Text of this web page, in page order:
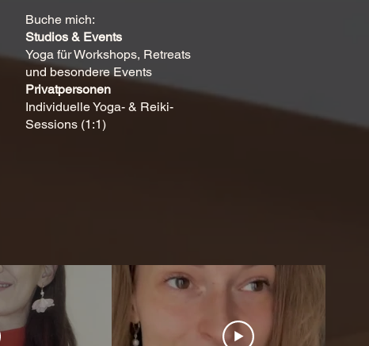
Buche mich:
Studios & Events
Yoga für Workshops, Retreats
und besondere Events
Privatpersonen
Individuelle Yoga- & Reiki-
Sessions (1:1)